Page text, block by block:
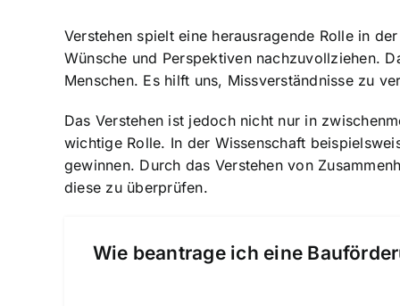
Verstehen spielt eine herausragende Rolle in
Wünsche und Perspektiven nachzuvollziehen.
Menschen. Es hilft uns, Missverständnisse zu
Das Verstehen ist jedoch nicht nur in
wichtige Rolle. In der Wissenschaft
gewinnen. Durch das Verstehen von
diese zu überprüfen.
Wie beantrage ich eine